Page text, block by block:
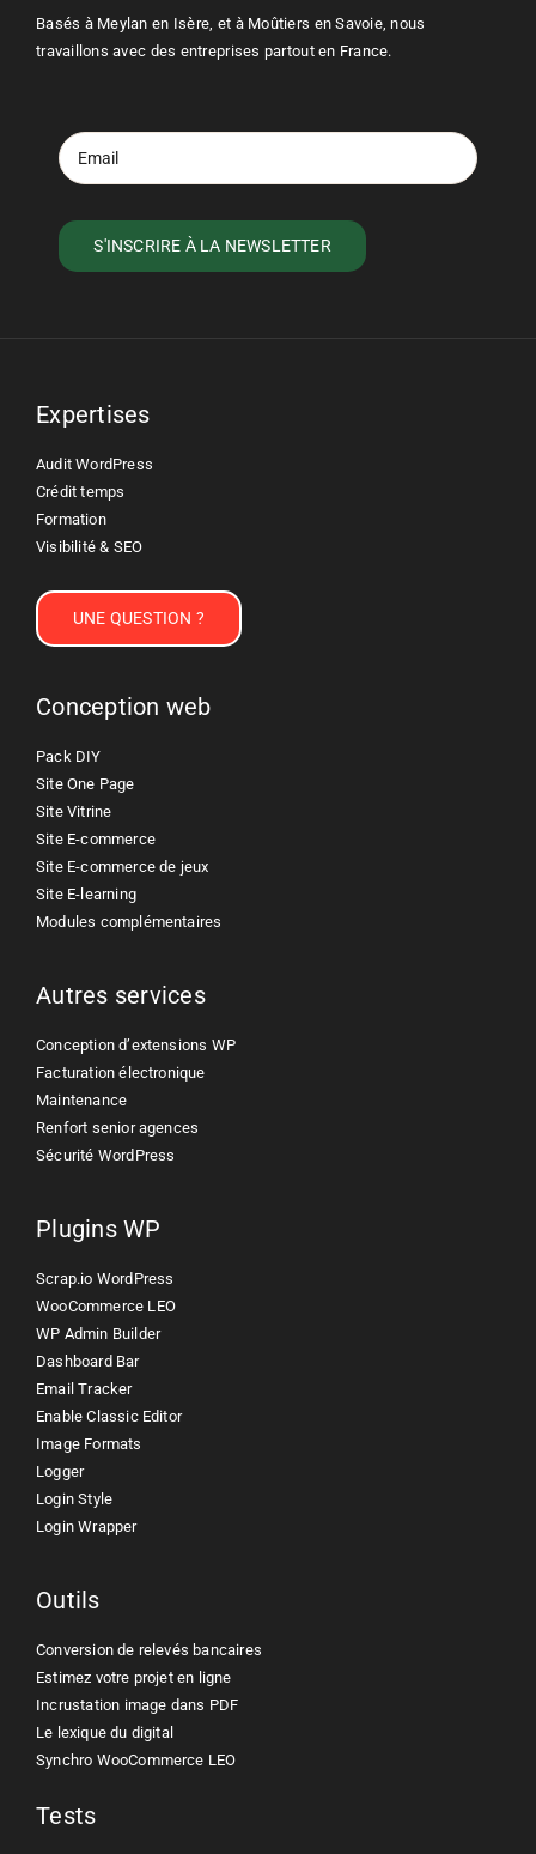
Basés à Meylan en Isère, et à Moûtiers en Savoie, nous
travaillons avec des entreprises partout en France.
Expertises
Audit WordPress
Crédit temps
Formation
Visibilité & SEO
UNE QUESTION ?
Conception web
Pack DIY
Site One Page
Site Vitrine
Site E-commerce
Site E-commerce de jeux
Site E-learning
Modules complémentaires
Autres services
Conception d’extensions WP
Facturation électronique
Maintenance
Renfort senior agences
Sécurité WordPress
Plugins WP
Scrap.io WordPress
WooCommerce LEO
WP Admin Builder
Dashboard Bar
Email Tracker
Enable Classic Editor
Image Formats
Logger
Login Style
Login Wrapper
Outils
Conversion de relevés bancaires
Estimez votre projet en ligne
Incrustation image dans PDF
Le lexique du digital
Synchro WooCommerce LEO
Tests